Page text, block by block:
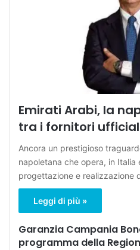
Emirati Arabi, la
tra i fornitori
Ancora un prestigioso
napoletana che opera, in Italia
progettazione e realizzazione
Leggi di più »
Garanzia Campania
programma della